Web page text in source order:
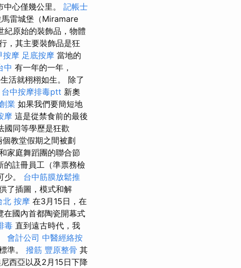
心僅幾公里。 記帳士
雷城堡（Miramare
紀原始的裝飾品，物體
，其主要裝飾品是狂
按摩 足底按摩 當地的
中 有一年的一年，
活就栩栩如生。 除了
台中按摩排毒ptt 新奧
業 如果我們要簡短地
摩 這是從禁食前的最後
國同等學歷是狂歡
教堂假期之間被劃
家庭舞蹈團的聯合節
的註冊員工（準票務檢
少。 台中筋膜放鬆推
了插圖，模式和解
北 按摩 在3月15日，在
國內首都陶瓷開幕式
毒 直到遠古時代，我
會計公司 中醫經絡按
準。 撥筋 豐原整骨 其
西亞以及2月15日下降